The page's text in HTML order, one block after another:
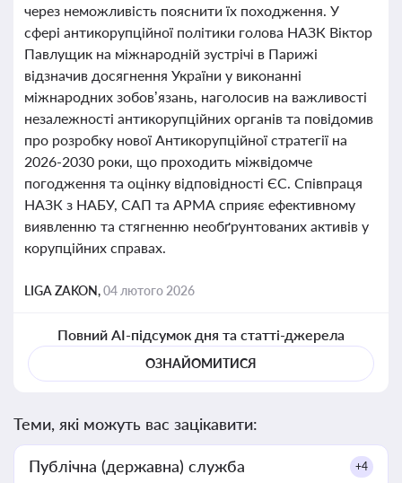
через неможливість пояснити їх походження. У
сфері антикорупційної політики голова НАЗК Віктор
Павлущик на міжнародній зустрічі в Парижі
відзначив досягнення України у виконанні
міжнародних зобов’язань, наголосив на важливості
незалежності антикорупційних органів та повідомив
про розробку нової Антикорупційної стратегії на
2026-2030 роки, що проходить міжвідомче
погодження та оцінку відповідності ЄС. Співпраця
НАЗК з НАБУ, САП та АРМА сприяє ефективному
виявленню та стягненню необґрунтованих активів у
корупційних справах.
LIGA ZAKON,04 лютого 2026
Повний AI-підсумок дня та статті-джерела
ОЗНАЙОМИТИСЯ
Теми, які можуть вас зацікавити:
Публічна (державна) служба +4